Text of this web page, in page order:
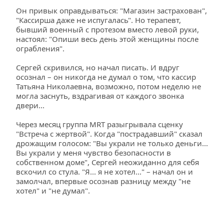
Он привык оправдываться: "Магазин застрахован",
"Кассирша даже не испугалась". Но терапевт,
бывший военный с протезом вместо левой руки,
настоял: "Опиши весь день этой женщины после
ограбления".
Сергей скривился, но начал писать. И вдруг
осознал – он никогда не думал о том, что кассир
Татьяна Николаевна, возможно, потом неделю не
могла заснуть, вздрагивая от каждого звонка
двери...
Через месяц группа MRT разыгрывала сценку
"Встреча с жертвой". Когда "пострадавший" сказал
дрожащим голосом: "Вы украли не только деньги...
Вы украли у меня чувство безопасности в
собственном доме", Сергей неожиданно для себя
вскочил со стула. "Я... я не хотел..." – начал он и
замолчал, впервые осознав разницу между "не
хотел" и "не думал".